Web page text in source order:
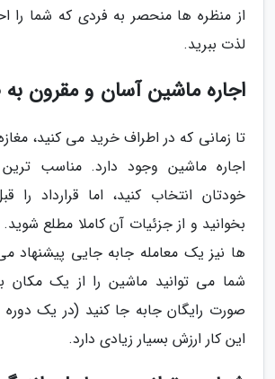
از منظره ها منحصر به فردی که شما را
لذت ببرید.
اجاره ماشین آسان و مقرون
تا زمانی که در اطراف خرید می کنید،
اجاره ماشین وجود دارد. مناسب
خودتان انتخاب کنید، اما قرارداد را
بخوانید و از جزئیات آن کاملا مطلع
ها نیز یک معامله جابه جایی پیشنهاد
شما می توانید ماشین را از یک مکان
صورت رایگان جابه جا کنید (در یک دوره
این کار ارزش بسیار زیادی دارد.